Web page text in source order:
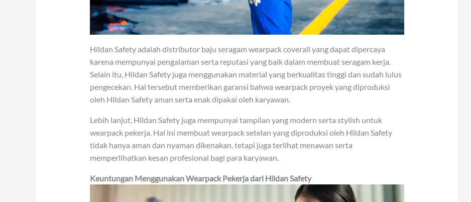
Hildan Safety adalah distributor baju seragam wearpack coverall yang dapat dipercaya
karena mempunyai pengalaman serta reputasi yang baik dalam membuat seragam kerja.
Selain itu, Hildan Safety juga menggunakan material yang berkualitas tinggi dan sudah lulus
pengecekan. Hal tersebut memberikan garansi bahwa wearpack proyek yang diproduksi
oleh Hildan Safety aman serta enak dipakai oleh karyawan.
Lebih lanjut, Hildan Safety juga mempunyai tampilan yang modern serta stylish untuk
wearpack pekerja. Hal ini membuat wearpack setelan yang diproduksi oleh Hildan Safety
tidak hanya aman dan nyaman dikenakan, tetapi juga terlihat menawan serta
memperlihatkan kesan profesional bagi para karyawan.
Keuntungan Menggunakan Wearpack Pekerja dari Hildan Safety